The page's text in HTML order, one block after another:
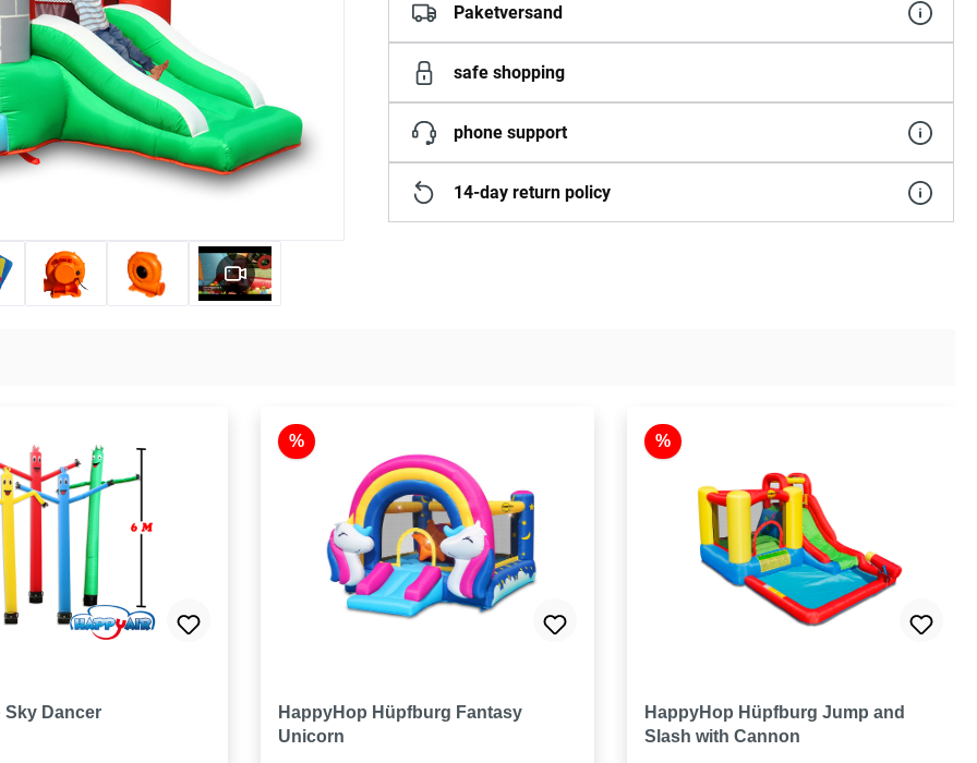
Paketversand
safe shopping
phone support
14-day return policy
Sky Dancer
%
HappyHop Hüpfburg Fantasy
Unicorn
%
HappyHop Hüpfburg Jump and
Slash with Cannon